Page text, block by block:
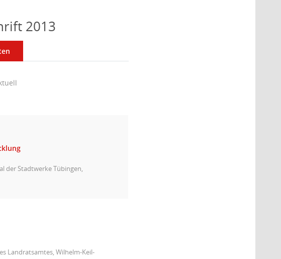
2013
der Stadtwerke Tübingen,
Landratsamtes, Wilhelm-Keil-